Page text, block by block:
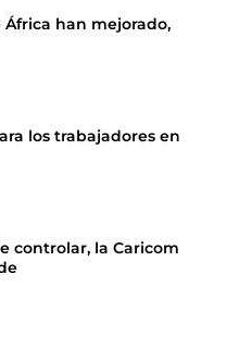
África han mejorado,
los trabajadores en
controlar, la Caricom